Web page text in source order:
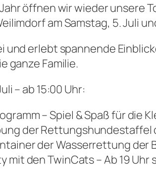
öffnen wir wieder unsere
am Samstag, 5. Juli
und erlebt spannende
ganze Familie.
– ab 15:00 Uhr:
– Spiel & Spaß für die
der Rettungshundestaffel
der Wasserrettung der
mit den TwinCats – Ab 19